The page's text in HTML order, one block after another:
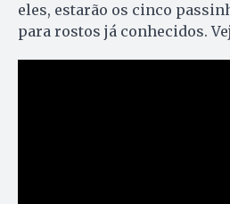
eles, estarão os cinco
para rostos já conhecidos.